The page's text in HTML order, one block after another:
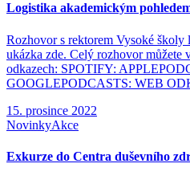
Logistika akademickým
Rozhovor s rektorem Vysoké
ukázka zde. Celý rozhovor můžete
odkazech: SPOTIFY:
GOOGLEPODCASTS: WEB
15. prosince 2022
NovinkyAkce
Exkurze do Centra duševního